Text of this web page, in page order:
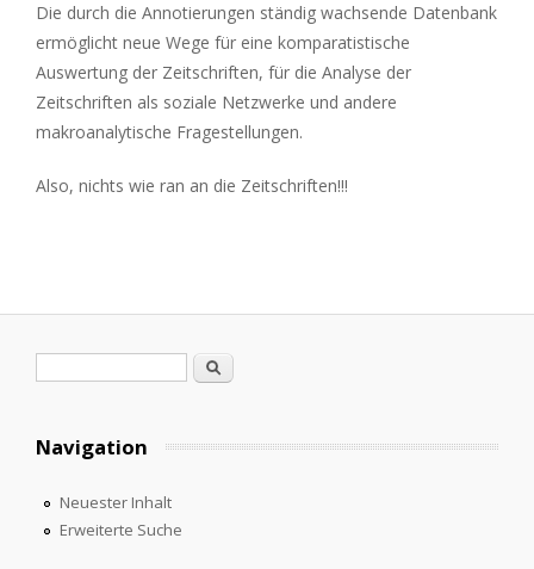
Die durch die Annotierungen ständig wachsende Datenbank
ermöglicht neue Wege für eine komparatistische
Auswertung der Zeitschriften, für die Analyse der
Zeitschriften als soziale Netzwerke und andere
makroanalytische Fragestellungen.
Also, nichts wie ran an die Zeitschriften!!!
Suche
Navigation
Neuester Inhalt
Erweiterte Suche